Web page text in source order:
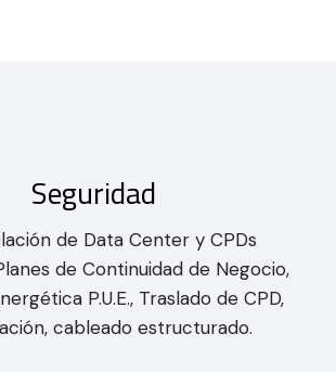
Seguridad
de Data Center y CPDs
de Continuidad de Negocio,
P.U.E., Traslado de CPD,
cableado estructurado.